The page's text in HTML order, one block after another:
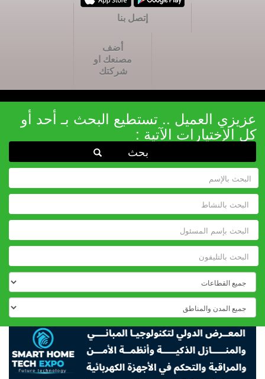
إتصل بنا
أضف
مصنعك او
شركتك
عزيزي العميل .. تستطيع البحث بـ أحد أو
كل الإختيارات الآتية :